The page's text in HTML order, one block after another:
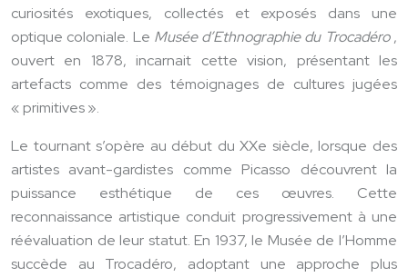
curiosités exotiques, collectés et exposés dans une
optique coloniale. Le Musée d’Ethnographie du Trocadéro,
ouvert en 1878, incarnait cette vision, présentant les
artefacts comme des témoignages de cultures jugées
« primitives ».
Le tournant s’opère au début du XXe siècle, lorsque des
artistes avant-gardistes comme Picasso découvrent la
puissance esthétique de ces œuvres. Cette
reconnaissance artistique conduit progressivement à une
réévaluation de leur statut. En 1937, le Musée de l’Homme
succède au Trocadéro, adoptant une approche plus